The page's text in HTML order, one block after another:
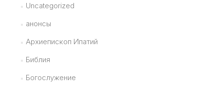
Uncategorized
анонсы
Архиепископ Ипатий
Библия
Богослужение